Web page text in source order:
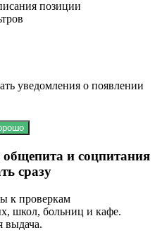
позиции
уведомления о появлении
и соцпитания
сразу
к проверкам
школ, больниц и кафе.
выдача.